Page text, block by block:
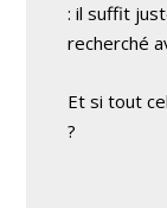
: il suffit
recherché
Et si tout
?